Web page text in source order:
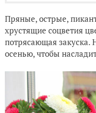
Пряные, острые,
хрустящие соцветия
потрясающая закуска.
осенью, чтобы